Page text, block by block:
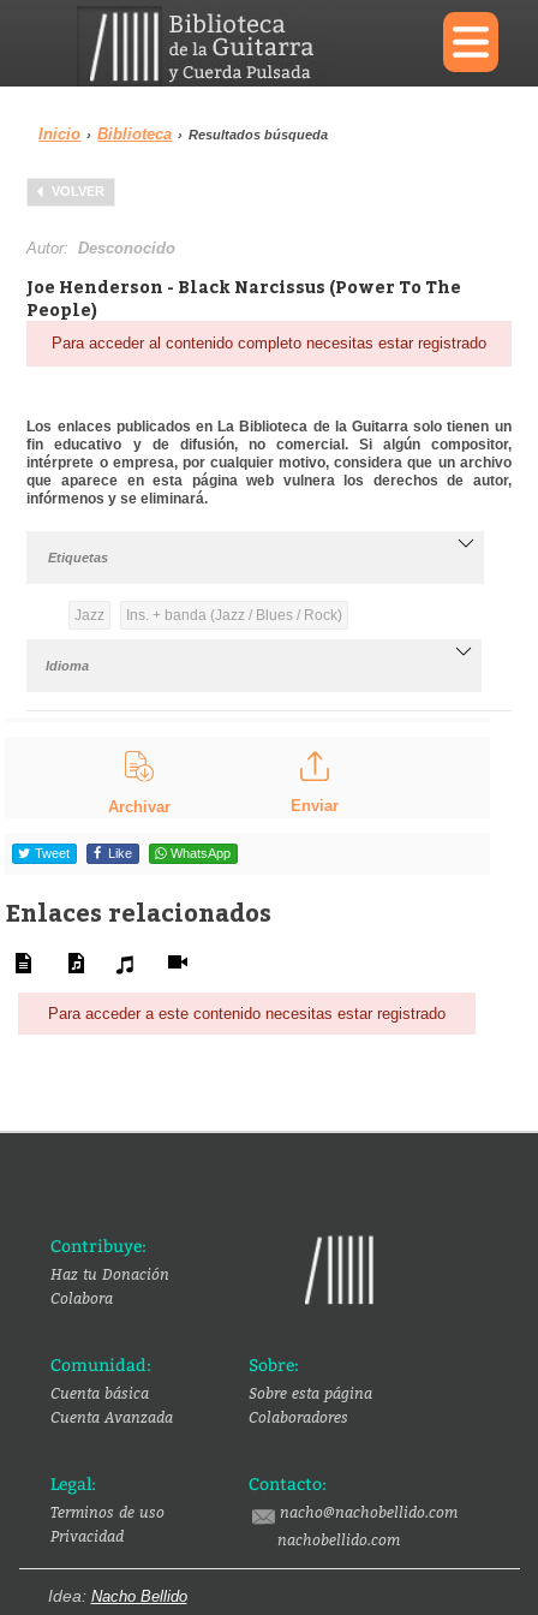
×
Menu
Biblioteca
Área personal Reproductor
Inicio › Biblioteca › Resultados búsqueda
VOLVER
Autor:Desconocido
Joe Henderson - Black Narcissus (Power To The
People)
Para acceder al contenido completo necesitas estar registrado
Los enlaces publicados en La Biblioteca de la Guitarra solo tienen un
fin educativo y de difusión, no comercial. Si algún compositor,
intérprete o empresa, por cualquier motivo, considera que un archivo
que aparece en esta página web vulnera los derechos de autor,
infórmenos y se eliminará.
Etiquetas
Jazz Ins. + banda (Jazz / Blues / Rock)
Idioma
Archivar Enviar
Tweet Like WhatsApp
Enlaces relacionados
Para acceder a este contenido necesitas estar registrado
Contribuye:
Haz tu Donación
Colabora
Comunidad:
Cuenta básica
Cuenta Avanzada
Sobre:
Sobre esta página
Colaboradores
Legal:
Terminos de uso
Privacidad
Contacto:
nacho@nachobellido.com
nachobellido.com
Idea: Nacho Bellido